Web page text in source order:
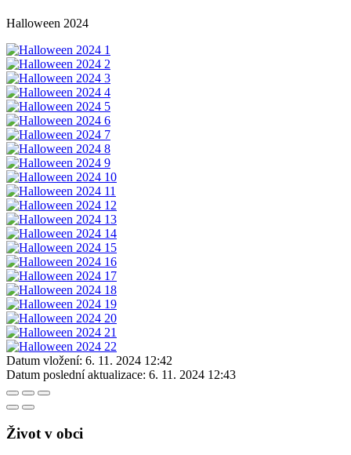
Halloween 2024
Datum vložení: 6. 11. 2024 12:42
Datum poslední aktualizace: 6. 11. 2024 12:43
Život v obci